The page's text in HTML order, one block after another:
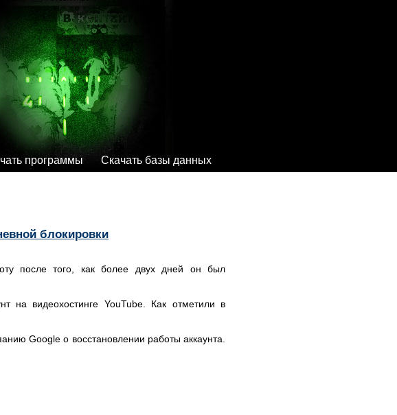
программы Скачать базы данных
блокировки
после того, как более двух дней он был
на видеохостинге YouTube. Как отметили в
Google о восстановлении работы аккаунта.